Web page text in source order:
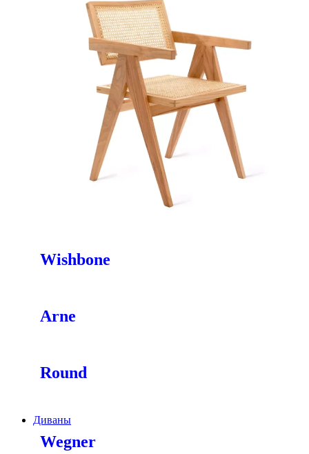
Wishbone
Arne
Round
Диваны
Wegner